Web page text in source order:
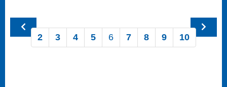
2 3 4 5 6 7 8 9 10